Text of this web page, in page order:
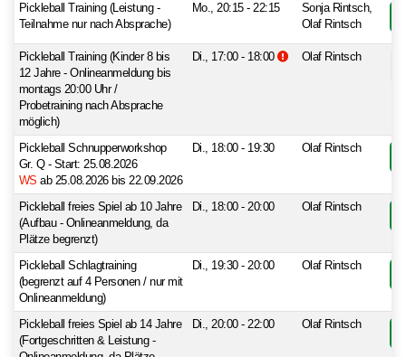
Pickleball Training (Leistung -
Teilnahme nur nach Absprache)
Mo., 20:15 - 22:15
Sonja Rintsch,
Olaf Rintsch
Pickleball Training (Kinder 8 bis
12 Jahre - Onlineanmeldung bis
montags 20:00 Uhr /
Probetraining nach Absprache
möglich)
Di., 17:00 - 18:00 Zusatzinformationen
Olaf Rintsch
Pickleball Schnupperworkshop
Gr. Q - Start: 25.08.2026
WS ab 25.08.2026 bis 22.09.2026
Di., 18:00 - 19:30 Olaf Rintsch
Pickleball freies Spiel ab 10 Jahre
(Aufbau - Onlineanmeldung, da
Plätze begrenzt)
Di., 18:00 - 20:00 Olaf Rintsch
Pickleball Schlagtraining
(begrenzt auf 4 Personen / nur mit
Onlineanmeldung)
Di., 19:30 - 20:00 Olaf Rintsch
Pickleball freies Spiel ab 14 Jahre
(Fortgeschritten & Leistung -
Di., 20:00 - 22:00 Olaf Rintsch